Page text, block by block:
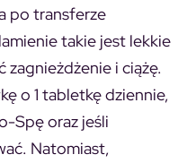
po transferze
takie jest lekkie
zagnieżdżenie i ciążę.
o 1 tabletkę dziennie,
Spę oraz jeśli
Natomiast,